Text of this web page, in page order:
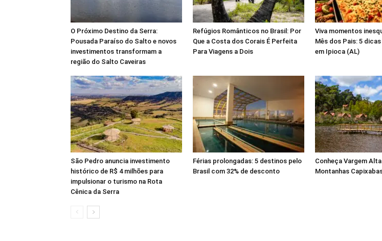
O Próximo Destino da Serra:
Pousada Paraíso do Salto e novos
investimentos transformam a
região do Salto Caveiras
Refúgios Românticos no Brasil: Por
Que a Costa dos Corais É Perfeita
Para Viagens a Dois
Viva momentos
Mês dos Pais: 5
em Ipioca (AL)
São Pedro anuncia investimento
histórico de R$ 4 milhões para
impulsionar o turismo na Rota
Cênica da Serra
Férias prolongadas: 5 destinos pelo
Brasil com 32% de desconto
Conheça Vargem
Montanhas